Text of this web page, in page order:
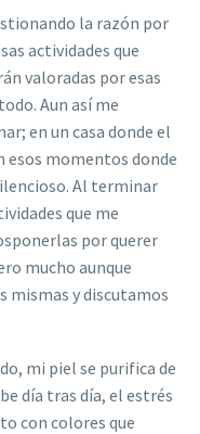
la razón por
actividades que
valoradas por esas
Aun así me
en un casa donde el
esos momentos donde
Al terminar
que me
por querer
mucho aunque
mismas y discutamos
mi piel se purifica de
día tras día, el estrés
con colores que